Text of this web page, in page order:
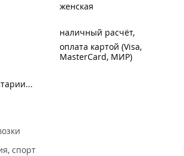
женская
наличный расчёт
оплата картой (Visa,
MasterCard, МИР)
спорт